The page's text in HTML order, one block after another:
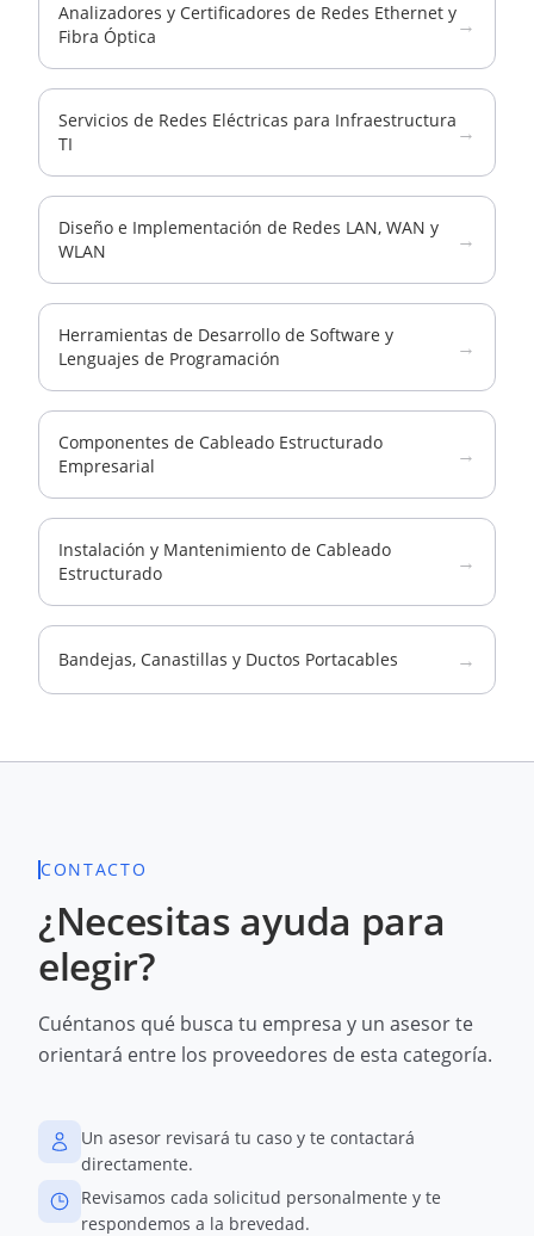
Analizadores y Certificadores de Redes Ethernet y
Fibra Óptica
→
Servicios de Redes Eléctricas para Infraestructura
TI
→
Diseño e Implementación de Redes LAN, WAN y
WLAN
→
Herramientas de Desarrollo de Software y
Lenguajes de Programación
→
Componentes de Cableado Estructurado
Empresarial
→
Instalación y Mantenimiento de Cableado
Estructurado
→
Bandejas, Canastillas y Ductos Portacables →
CONTACTO
¿Necesitas ayuda para
elegir?
Cuéntanos qué busca tu empresa y un asesor te
orientará entre los proveedores de esta categoría.
Un asesor revisará tu caso y te contactará
directamente.
Revisamos cada solicitud personalmente y te
respondemos a la brevedad.